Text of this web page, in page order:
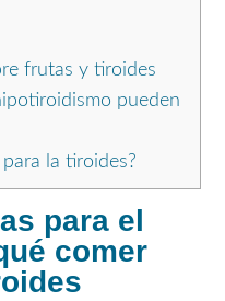
frutas y tiroides
pueden
la tiroides?
para el
comer